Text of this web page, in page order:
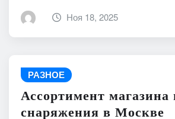
Ноя 18, 2025
РАЗНОЕ
Ассортимент магазина
снаряжения в Москве